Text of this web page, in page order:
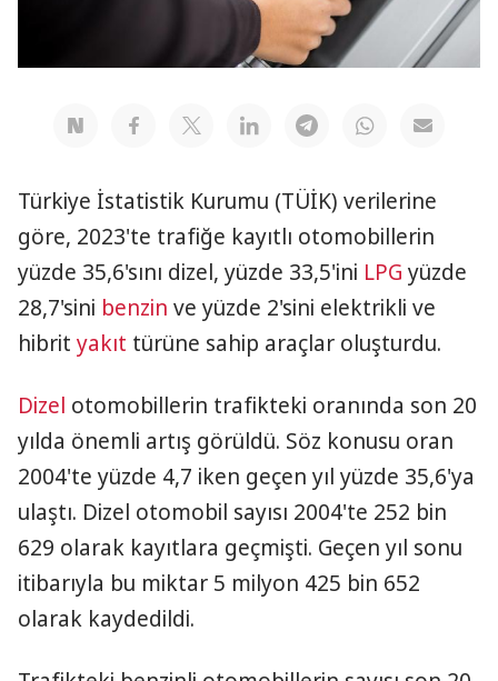
Türkiye İstatistik Kurumu (TÜİK) verilerine
göre, 2023'te trafiğe kayıtlı otomobillerin
yüzde 35,6'sını dizel, yüzde 33,5'ini LPG yüzde
28,7'sini benzin ve yüzde 2'sini elektrikli ve
hibrit yakıt türüne sahip araçlar oluşturdu. ​​​​​​​
Dizel otomobillerin trafikteki oranında son 20
yılda önemli artış görüldü. Söz konusu oran
2004'te yüzde 4,7 iken geçen yıl yüzde 35,6'ya
ulaştı. Dizel otomobil sayısı 2004'te 252 bin
629 olarak kayıtlara geçmişti. Geçen yıl sonu
itibarıyla bu miktar 5 milyon 425 bin 652
olarak kaydedildi.